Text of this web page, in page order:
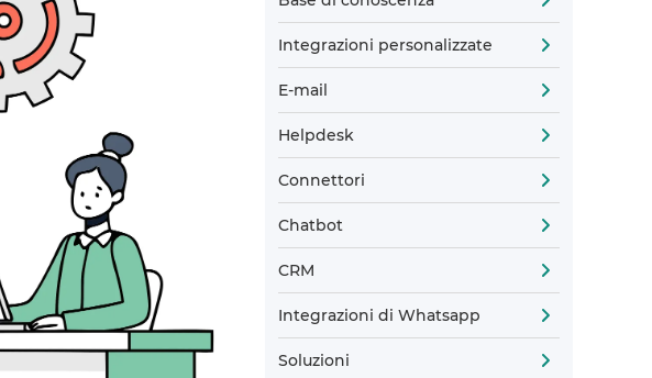
Integrazioni personalizzate
E-mail
Helpdesk
Connettori
Chatbot
CRM
Integrazioni di Whatsapp
Soluzioni